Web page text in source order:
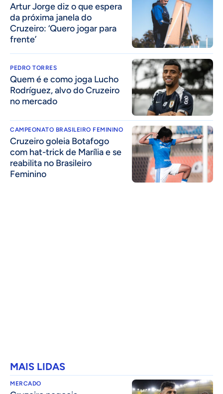
Artur Jorge diz o que espera
da próxima janela do
Cruzeiro: ‘Quero jogar para
frente’
PEDRO TORRES
Quem é e como joga Lucho
Rodríguez, alvo do Cruzeiro
no mercado
CAMPEONATO BRASILEIRO FEMININO
Cruzeiro goleia Botafogo
com hat-trick de Marília e se
reabilita no Brasileiro
Feminino
MAIS LIDAS
MERCADO